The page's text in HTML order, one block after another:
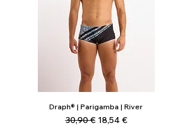
Draph® | Parigamba | River
Prezzo regolare
30,90 € Prezzo scontato
18,54 €